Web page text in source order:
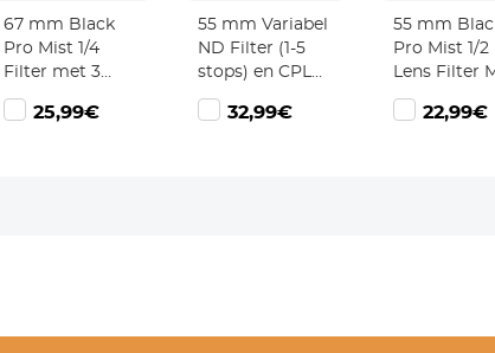
67 mm Black
Pro Mist 1/4
Filter met 3
Stuks
Reinigingsdoekje
25,99€
55 mm Variabel
ND Filter (1-5
stops) en CPL
Filter 2 in 1 voor
Camerafilterlens
32,99€
55 mm
Pro Mist 1/2
Lens Filter
3 Stuks
22,99€